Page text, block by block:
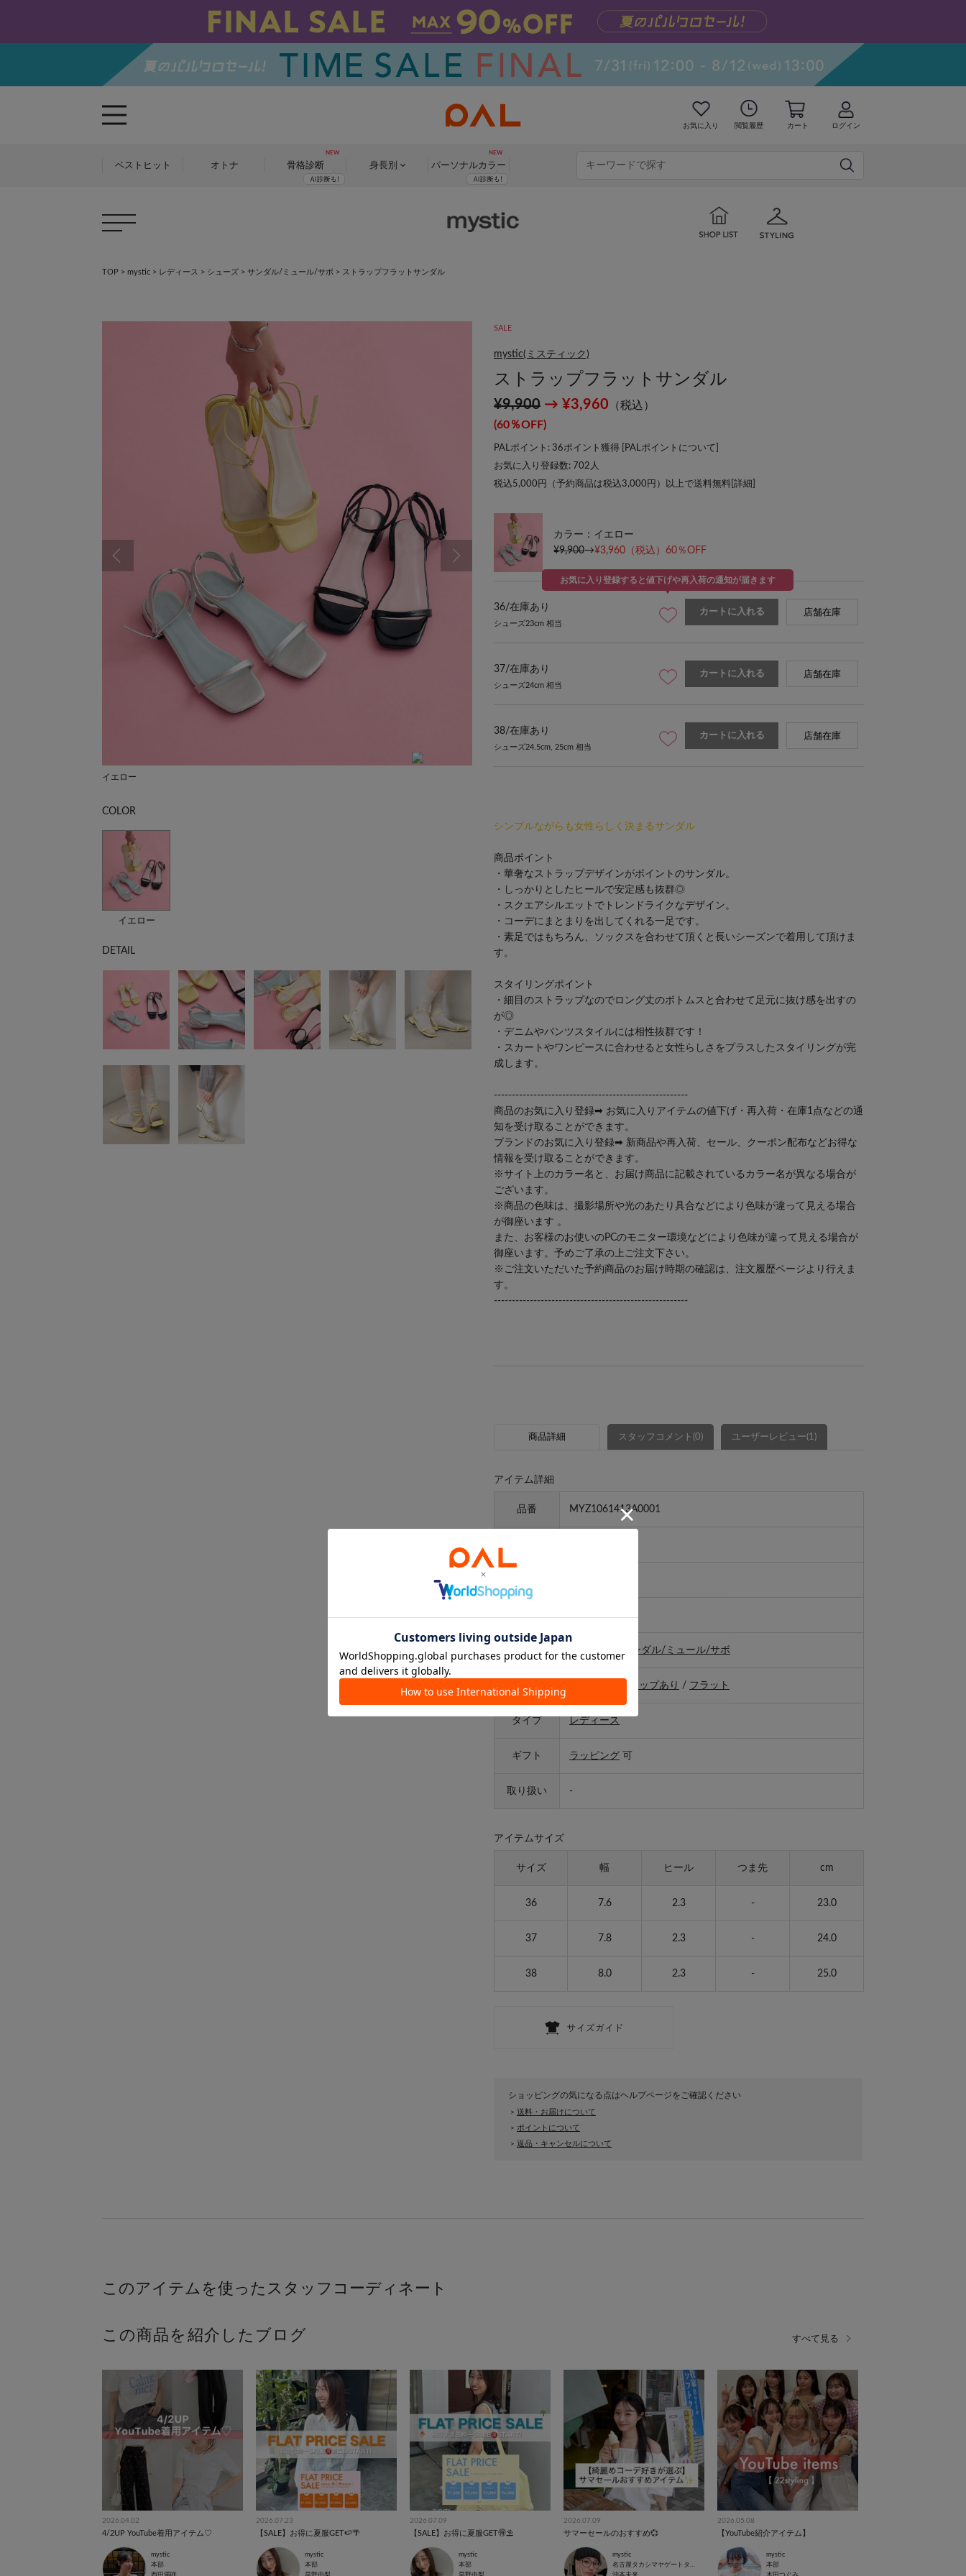
お気に入り 閲覧履歴 カート ログイン
ベストヒット オトナ 骨格診断 身長別 パーソナルカラー
TOP > mystic > レディース > シューズ > サンダル/ミュール/サボ > ストラップフラットサンダル
イエロー
COLOR
イエロー
DETAIL
SALE
mystic(ミスティック)
ストラップフラットサンダル
¥9,900 → ¥3,960 （税込）
(60％OFF)
PALポイント: 36ポイント獲得 [ PALポイントについて
お気に入り登録数: 702 人
税込5,000円（予約商品は税込3,000円）以上で送料無料[ 詳細
カラー：イエロー
¥9,900→¥3,960 （税込）60％OFF
36/在庫あり
シューズ23cm 相当
お気に入り登録すると値下げや再入荷の通知が届きます
カートに入れる 店舗在庫
37/在庫あり
シューズ24cm 相当
カートに入れる 店舗在庫
38/在庫あり
シューズ24.5cm, 25cm 相当
カートに入れる 店舗在庫
シンプルながらも女性らしく決まるサンダル
商品ポイント
・華奢なストラップデザインがポイントのサンダル。
・しっかりとしたヒールで安定感も抜群◎
・スクエアシルエットでトレンドライクなデザイン。
・コーデにまとまりを出してくれる一足です。
・素足ではもちろん、ソックスを合わせて頂くと長いシーズンで着用して頂けま
す。
スタイリングポイント
・細目のストラップなのでロング丈のボトムスと合わせて足元に抜け感を出すの
が◎
・デニムやパンツスタイルには相性抜群です！
・スカートやワンピースに合わせると女性らしさをプラスしたスタイリングが完
成します。
------------------------------------------------------
商品のお気に入り登録➡ お気に入りアイテムの値下げ・再入荷・在庫1点などの通
知を受け取ることができます。
ブランドのお気に入り登録➡ 新商品や再入荷、セール、クーポン配布などお得な
情報を受け取ることができます。
※サイト上のカラー名と、お届け商品に記載されているカラー名が異なる場合が
ございます。
※商品の色味は、撮影場所や光のあたり具合などにより色味が違って見える場合
が御座います 。
また、お客様のお使いのPCのモニター環境などにより色味が違って見える場合が
御座います。予めご了承の上ご注文下さい。
※ご注文いただいた予約商品のお届け時期の確認は、注文履歴ページより行えま
す。
------------------------------------------------------
商品詳細 スタッフコメント(0) ユーザーレビュー(1)
アイテム詳細
品番 MYZ1061413A0001
カテゴリ サンダル/ミュール/サボ
ストラップあり / フラット
タイプ レディース
ギフト ラッピング 可
取り扱い -
アイテムサイズ
サイズ 幅 ヒール つま先 cm
36 7.6 2.3 - 23.0
37 7.8 2.3 - 24.0
38 8.0 2.3 - 25.0
ショッピングの気になる点はヘルプページをご確認ください
> 送料・お届けについて
> ポイントについて
> 返品・キャンセルについて
この商品を紹介したブログ
2026.04.02
4/2UP YouTube着用アイテム♡
mystic
本部
2026.07.23
【SALE】お得に夏服GET🍉🌴
mystic
本部
2026.07.09
【SALE】お得に夏服GET🉐⛱️
mystic
本部
2026.07.09
サマーセールのおすすめ💞
mystic
名古屋タカシマヤゲートタワーモール店
2026.05.08
【YouTube紹介アイテム】
mystic
本部
すべて見る